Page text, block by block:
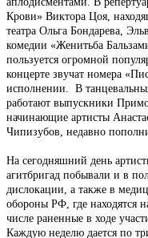
Крови» Виктора Цоя,
театра Ольга Бондарева,
комедии «Женитьба
пользуется огромной
концерте звучат номера
исполнении. В
работают выпускники
начинающие артисты
Чипизубов, недавно
На сегодняшний день
агитбригад побывали и в
дислокации, а также в
обороны РФ, где находятся
числе раненные в ходе
Каждую неделю дается по